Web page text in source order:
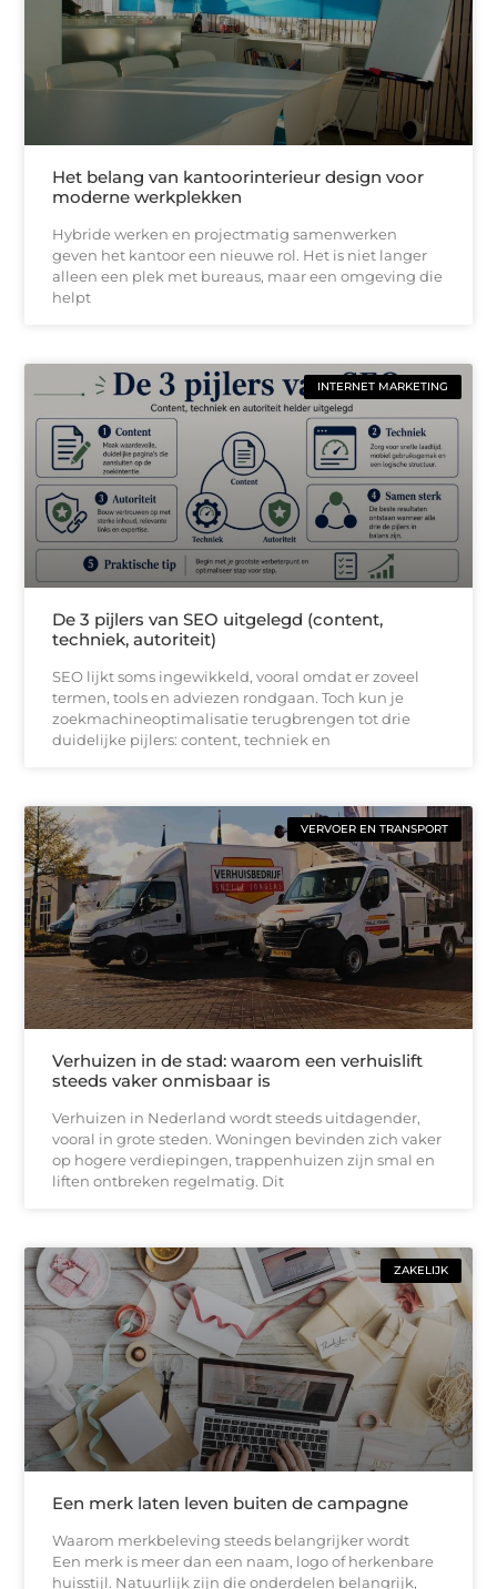
Het belang van kantoorinterieur design voor
moderne werkplekken
Hybride werken en projectmatig samenwerken
geven het kantoor een nieuwe rol. Het is niet langer
alleen een plek met bureaus, maar een omgeving die
helpt
INTERNET MARKETING
De 3 pijlers van SEO uitgelegd (content,
techniek, autoriteit)
SEO lijkt soms ingewikkeld, vooral omdat er zoveel
termen, tools en adviezen rondgaan. Toch kun je
zoekmachineoptimalisatie terugbrengen tot drie
duidelijke pijlers: content, techniek en
VERVOER EN TRANSPORT
Verhuizen in de stad: waarom een verhuislift
steeds vaker onmisbaar is
Verhuizen in Nederland wordt steeds uitdagender,
vooral in grote steden. Woningen bevinden zich vaker
op hogere verdiepingen, trappenhuizen zijn smal en
liften ontbreken regelmatig. Dit
ZAKELIJK
Een merk laten leven buiten de campagne
Waarom merkbeleving steeds belangrijker wordt
Een merk is meer dan een naam, logo of herkenbare
huisstijl. Natuurlijk zijn die onderdelen belangrijk,